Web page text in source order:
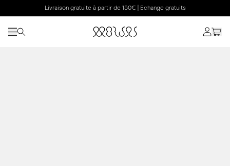
Livraison gratuite à partir de 150€ | Echange gratuits